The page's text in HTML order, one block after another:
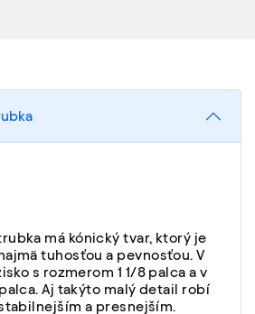
má kónický tvar, ktorý je
tuhosťou a pevnosťou. V
s rozmerom 1 1/8 palca a v
Aj takýto malý detail robí
a presnejším.